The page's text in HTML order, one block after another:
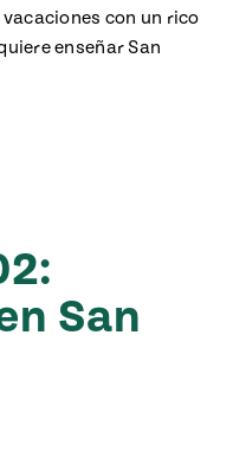
Pati’s
Mexican
con un rico
enseñar San
San